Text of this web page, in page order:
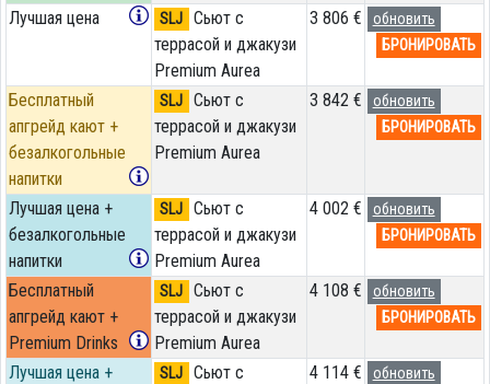
Лучшая цена SLJ
Сьют с
террасой и джакузи
Premium Aurea
3 806 €
обновить
БРОНИРОВАТЬ
Бесплатный
апгрейд кают +
безалкогольные
напитки
SLJ
Сьют с
террасой и джакузи
Premium Aurea
3 842 €
обновить
БРОНИРОВАТЬ
Лучшая цена +
безалкогольные
напитки
SLJ
Сьют с
террасой и джакузи
Premium Aurea
4 002 €
обновить
БРОНИРОВАТЬ
Бесплатный
апгрейд кают +
Premium Drinks
SLJ
Сьют с
террасой и джакузи
Premium Aurea
4 108 €
обновить
БРОНИРОВАТЬ
Лучшая цена +
SLJ
Сьют с
4 114 €
обновить